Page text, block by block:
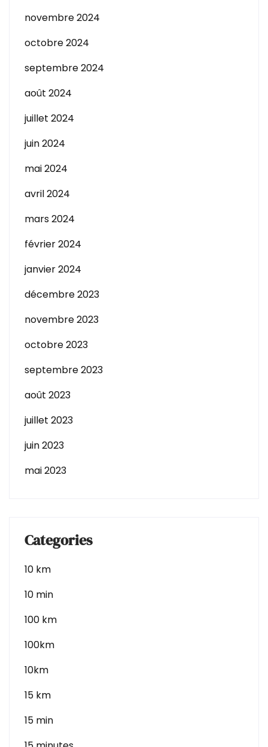
novembre 2024
octobre 2024
septembre 2024
août 2024
juillet 2024
juin 2024
mai 2024
avril 2024
mars 2024
février 2024
janvier 2024
décembre 2023
novembre 2023
octobre 2023
septembre 2023
août 2023
juillet 2023
juin 2023
mai 2023
Categories
10 km
10 min
100 km
100km
10km
15 km
15 min